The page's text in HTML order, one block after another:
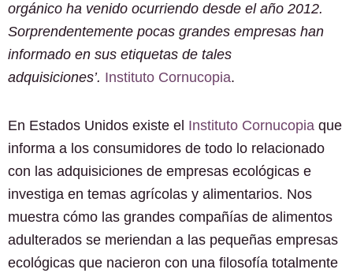
orgánico ha venido ocurriendo desde el año 2012.
Sorprendentemente pocas grandes empresas han
informado en sus etiquetas de tales
adquisiciones’. Instituto Cornucopia.
En Estados Unidos existe el Instituto Cornucopia que
informa a los consumidores de todo lo relacionado
con las adquisiciones de empresas ecológicas e
investiga en temas agrícolas y alimentarios. Nos
muestra cómo las grandes compañías de alimentos
adulterados se meriendan a las pequeñas empresas
ecológicas que nacieron con una filosofía totalmente